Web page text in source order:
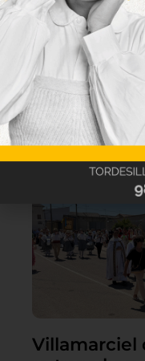
Lo último
Villamarciel